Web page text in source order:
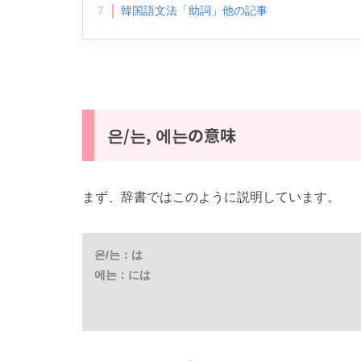
7 韓国語文法「助詞」他の記事
은/는, 에는の意味
まず、辞書ではこのように説明しています。
은/는：は
에는：には